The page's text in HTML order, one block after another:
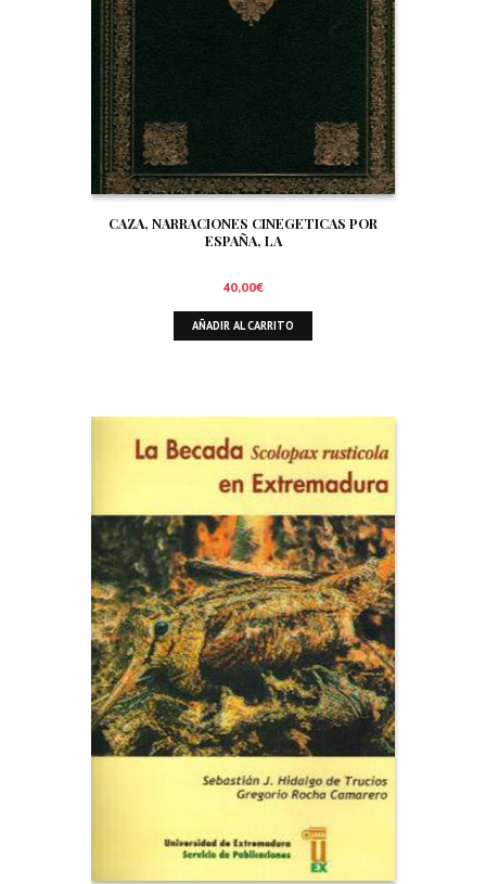
CAZA, NARRACIONES CINEGETICAS POR
ESPAÑA, LA
40,00€
AÑADIR AL CARRITO